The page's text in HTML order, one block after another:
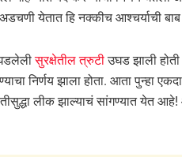
येतात हि नक्कीच आश्चर्याची
घडलेलीसुरक्षेतील त्रुटीउघड झाली
निर्णय झाला होता. आता पुन्हा
लीक झाल्याचं सांगण्यात येत